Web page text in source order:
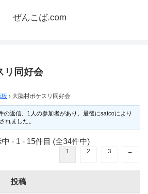
ぜんこば.com
リ同好会
板 › 大脳村ポケスリ同好会
の返信、1人の参加者があり、最後にsaicoにより
れました。
- 1 - 15件目 (全34件中)
1 2 3 →
投稿